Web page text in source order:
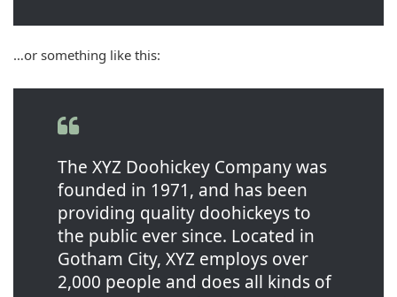
…or something like this:
The XYZ Doohickey Company was
founded in 1971, and has been
providing quality doohickeys to
the public ever since. Located in
Gotham City, XYZ employs over
2,000 people and does all kinds of